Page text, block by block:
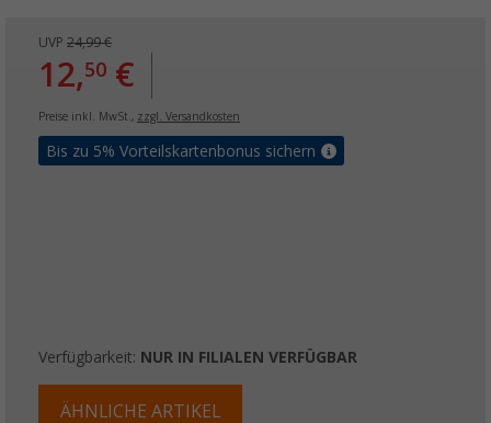
UVP 24,99 €
12,50 €
Preise inkl. MwSt., zzgl. Versandkosten
Bis zu 5% Vorteilskartenbonus sichern
Verfügbarkeit: NUR IN FILIALEN VERFÜGBAR
ÄHNLICHE ARTIKEL